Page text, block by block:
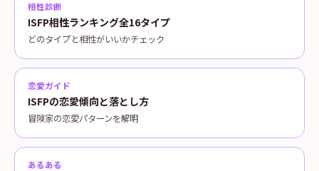
相性診断
ISFP相性ランキング全16タイプ
どのタイプと相性がいいかチェック
恋愛ガイド
ISFPの恋愛傾向と落とし方
冒険家の恋愛パターンを解明
あるある